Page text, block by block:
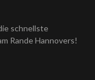
schnellste
Rande Hannovers!